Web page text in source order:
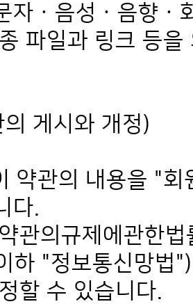
자ㆍ음성ㆍ음향ㆍ
파일과 링크 등을
게시와 개정)
관의 내용을 "회
다.
관의규제에관한법
하 "정보통신망법
할 수 있습니다.